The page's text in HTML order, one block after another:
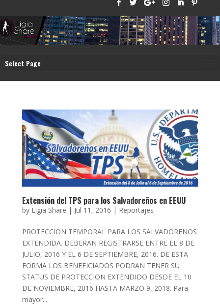
Select Page
Extensión del TPS para los Salvadoreños en EEUU
by Ligia Share | Jul 11, 2016 | Reportajes
PROTECCION TEMPORAL PARA LOS SALVADORENOS
EXTENDIDA. DEBERAN REGISTRARSE ENTRE EL 8 DE
JULIO, 2016 Y EL 6 DE SEPTIEMBRE, 2016. DE ESTA
FORMA LOS BENEFICIADOS PODRAN TENER SU
STATUS DE PROTECCION EXTENDIDO DESDE EL 10
DE NOVIEMBRE, 2016 HASTA MARZO 9, 2018. Para
mayor...